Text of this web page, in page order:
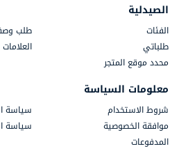
الصيدلية
الفئات
طلب
طلباتي
العلامات
محدد موقع المتجر
معلومات السياسة
شروط الاستخدام
سياسة
موافقة الخصوصية
سياسة
المدفوعات